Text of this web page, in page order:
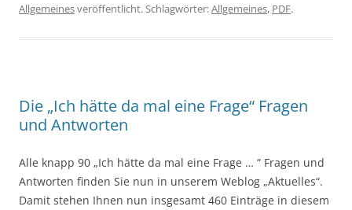
Allgemeinesveröffentlicht. Schlagwörter:Allgemeines, PDF.
Die „Ich hätte da mal eine Frage“ Fragen
und Antworten
Alle knapp 90 „Ich hätte da mal eine Frage … “ Fragen und
Antworten finden Sie nun in unserem Weblog „Aktuelles“.
Damit stehen Ihnen nun insgesamt 460 Einträge in diesem